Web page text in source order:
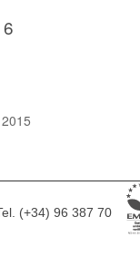
(+34) 96 387 70